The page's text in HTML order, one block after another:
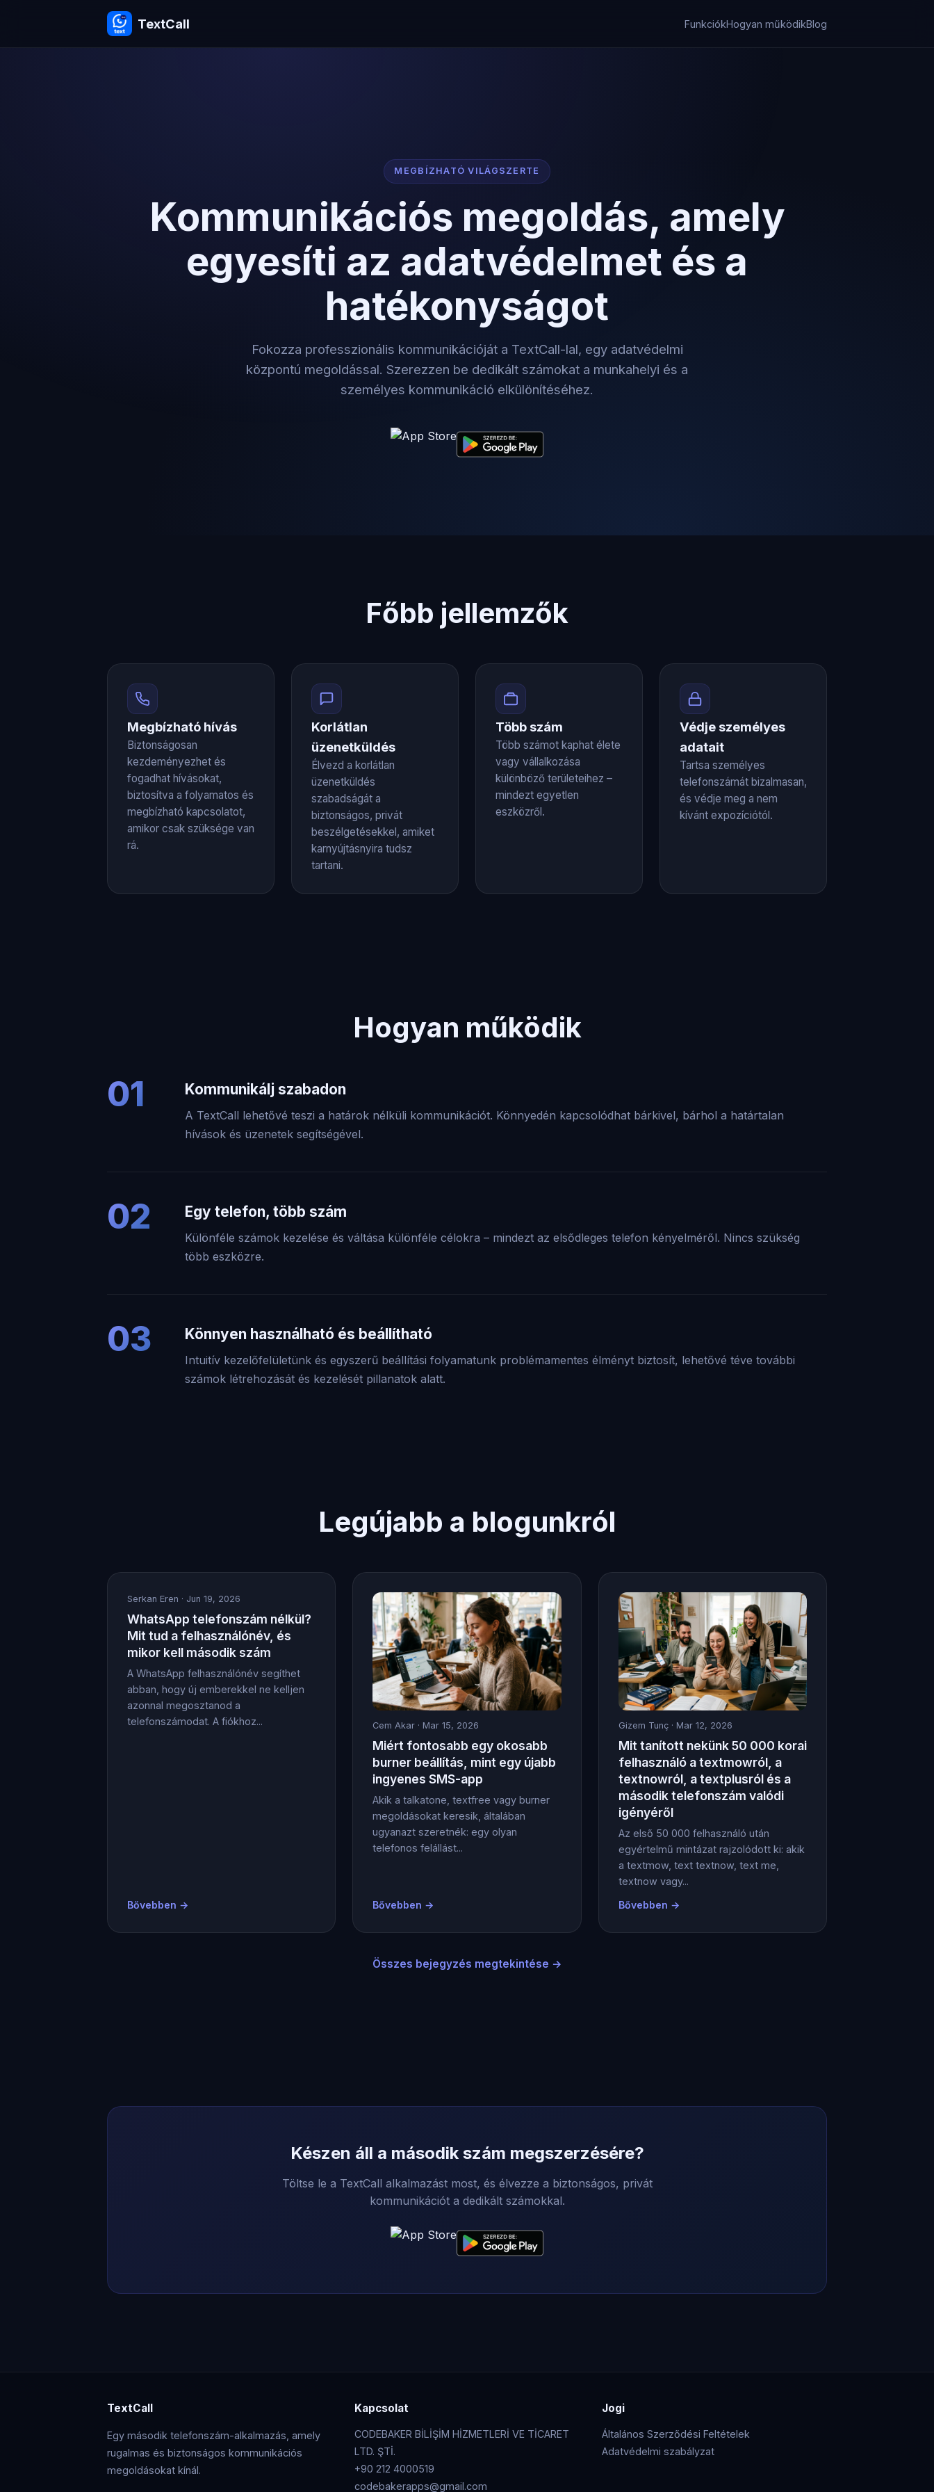
TextCall FunkciókHogyan működikBlog
MEGBÍZHATÓ VILÁGSZERTE
Kommunikációs megoldás, amely
egyesíti az adatvédelmet és a
hatékonyságot
Fokozza professzionális kommunikációját a TextCall-lal, egy adatvédelmi
központú megoldással. Szerezzen be dedikált számokat a munkahelyi és a
személyes kommunikáció elkülönítéséhez.
Főbb jellemzők
Megbízható hívás
Biztonságosan
kezdeményezhet és
fogadhat hívásokat,
biztosítva a folyamatos és
megbízható kapcsolatot,
amikor csak szüksége van
rá.
Korlátlan
üzenetküldés
Élvezd a korlátlan
üzenetküldés
szabadságát a
biztonságos, privát
beszélgetésekkel, amiket
karnyújtásnyira tudsz
tartani.
Több szám
Több számot kaphat élete
vagy vállalkozása
különböző területeihez –
mindezt egyetlen
eszközről.
Védje személyes
adatait
Tartsa személyes
telefonszámát bizalmasan,
és védje meg a nem
kívánt expozíciótól.
Hogyan működik
01 Kommunikálj szabadon
A TextCall lehetővé teszi a határok nélküli kommunikációt. Könnyedén kapcsolódhat bárkivel, bárhol a határtalan
hívások és üzenetek segítségével.
02 Egy telefon, több szám
Különféle számok kezelése és váltása különféle célokra – mindezt az elsődleges telefon kényelméről. Nincs szükség
több eszközre.
03 Könnyen használható és beállítható
Intuitív kezelőfelületünk és egyszerű beállítási folyamatunk problémamentes élményt biztosít, lehetővé téve további
számok létrehozását és kezelését pillanatok alatt.
Legújabb a blogunkról
Serkan Eren · Jun 19, 2026
WhatsApp telefonszám nélkül?
Mit tud a felhasználónév, és
mikor kell második szám
A WhatsApp felhasználónév segíthet
abban, hogy új emberekkel ne kelljen
azonnal megosztanod a
telefonszámodat. A fiókhoz...
Bővebben →
Cem Akar · Mar 15, 2026
Miért fontosabb egy okosabb
burner beállítás, mint egy újabb
ingyenes SMS-app
Akik a talkatone, textfree vagy burner
megoldásokat keresik, általában
ugyanazt szeretnék: egy olyan
telefonos felállást...
Bővebben →
Gizem Tunç· Mar 12, 2026
Mit tanított nekünk 50 000 korai
felhasználó a textmowról, a
textnowról, a textplusról és a
második telefonszám valódi
igényéről
Az első 50 000 felhasználó után
egyértelmű mintázat rajzolódott ki: akik
a textmow, text textnow, text me,
textnow vagy...
Bővebben →
Összes bejegyzés megtekintése →
Készen áll a második szám megszerzésére?
Töltse le a TextCall alkalmazást most, és élvezze a biztonságos, privát
kommunikációt a dedikált számokkal.
TextCall
Egy második telefonszám-alkalmazás, amely
rugalmas és biztonságos kommunikációs
megoldásokat kínál.
Kapcsolat
CODEBAKER BİLİŞİM HİZMETLERİ VE TİCARET
LTD. ŞTİ.
+90 212 4000519
codebakerapps@gmail.com
Jogi
Általános Szerződési Feltételek
Adatvédelmi szabályzat